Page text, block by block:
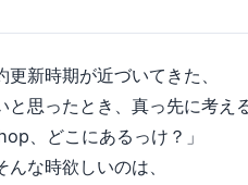
新時期が近づいてきた、
と思ったとき、真っ先に考え
、どこにあるっけ？」
な時欲しいのは、